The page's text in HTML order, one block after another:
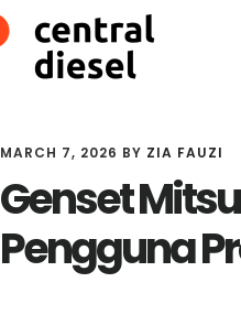
MARCH 7, 2026 BY ZIA FAUZI
Genset
Pengguna